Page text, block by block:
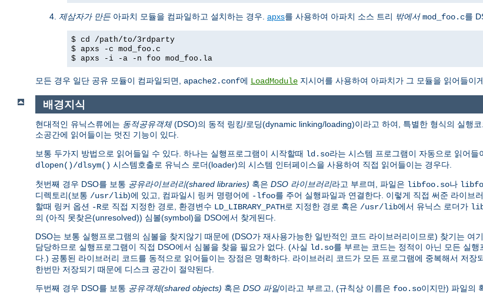
제삼자가 만든 아파치 모듈을 컴파일하고 설치하는 경우. apxs를 사용하여 아파치 소스 트리 밖에서 mod_foo.c를
$ cd /path/to/3rdparty
$ apxs -c mod_foo.c
$ apxs -i -a -n foo mod_foo.la
모든 경우 일단 공유 모듈이 컴파일되면, apache2.conf에 LoadModule 지시어를 사용하여 아파치가 그 모듈을 읽어들이
배경지식
현대적인 유닉스류에는 동적공유객체(DSO)의 동적 링킹/로딩(dynamic linking/loading)이라고 하여, 특별한 형식의 실행
소공간에 읽어들이는 멋진 기능이 있다.
보통 두가지 방법으로 읽어들일 수 있다. 하나는 실행프로그램이 시작할때 ld.so라는 시스템 프로그램이 자동으로 읽어
dlopen()/dlsym() 시스템호출로 유닉스 로더(loader)의 시스템 인터페이스을 사용하여 직접 읽어들이는 경우다.
첫번째 경우 DSO를 보통 공유라이브러리(shared libraries) 혹은 DSO 라이브러리라고 부르며, 파일은 libfoo.so나
디렉토리(보통 /usr/lib)에 있고, 컴파일시 링커 명령어에 -lfoo를 주어 실행파일과 연결한다. 이렇게 직접 써준 라이브
할때 링커 옵션 -R로 직접 지정한 경로, 환경변수 LD_LIBRARY_PATH로 지정한 경로 혹은 /usr/lib에서 유닉스 로더가
의 (아직 못찾은(unresolved)) 심볼(symbol)을 DSO에서 찾게된다.
DSO는 보통 실행프로그램의 심볼을 찾지않기 때문에 (DSO가 재사용가능한 일반적인 코드 라이브러리이므로) 찾기는 여
담당하므로 실행프로그램이 직접 DSO에서 심볼을 찾을 필요가 없다. (사실 ld.so를 부르는 코드는 정적이 아닌 모든 실
다.) 공통된 라이브러리 코드를 동적으로 읽어들이는 장점은 명확하다. 라이브러리 코드가 모든 프로그램에 중복해서 저장
한번만 저장되기 때문에 디스크 공간이 절약된다.
두번째 경우 DSO를 보통 공유객체(shared objects) 혹은 DSO 파일이라고 부르고, (규칙상 이름은 foo.so이지만) 파일의